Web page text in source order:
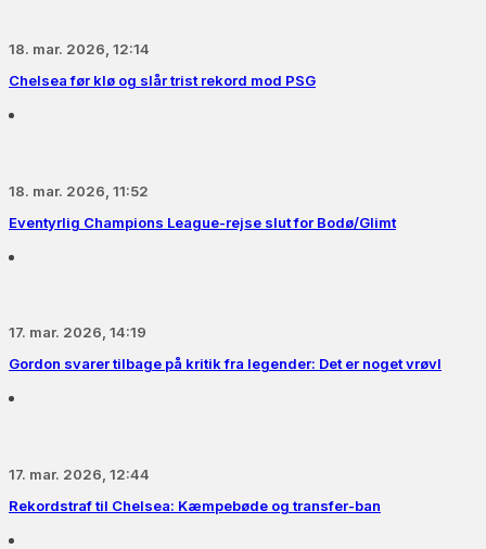
18. mar. 2026, 12:14
Chelsea før klø og slår trist rekord mod PSG
18. mar. 2026, 11:52
Eventyrlig Champions League-rejse slut for Bodø/Glimt
17. mar. 2026, 14:19
Gordon svarer tilbage på kritik fra legender: Det er noget vrøvl
17. mar. 2026, 12:44
Rekordstraf til Chelsea: Kæmpebøde og transfer-ban